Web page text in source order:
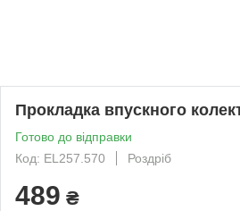
Прокладка впускного
Готово до відправки
Код: EL257.570
Роздріб
489 ₴